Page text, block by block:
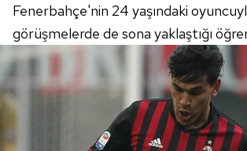
Fenerbahçe'nin 24 yaşındaki
görüşmelerde de sona yaklaştığı